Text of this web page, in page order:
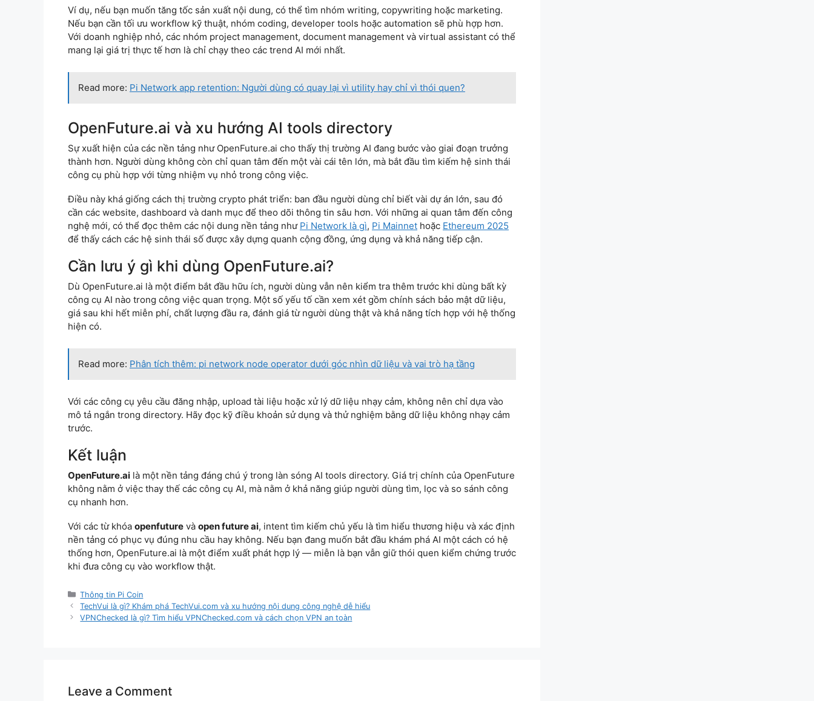
Ví dụ, nếu bạn muốn tăng tốc sản xuất nội dung, có thể tìm nhóm writing, copywriting hoặc marketing.
Nếu bạn cần tối ưu workflow kỹ thuật, nhóm coding, developer tools hoặc automation sẽ phù hợp hơn.
Với doanh nghiệp nhỏ, các nhóm project management, document management và virtual assistant có thể
mang lại giá trị thực tế hơn là chỉ chạy theo các trend AI mới nhất.
Read more: Pi Network app retention: Người dùng có quay lại vì utility hay chỉ vì thói quen?
OpenFuture.ai và xu hướng AI tools directory
Sự xuất hiện của các nền tảng như OpenFuture.ai cho thấy thị trường AI đang bước vào giai đoạn trưởng
thành hơn. Người dùng không còn chỉ quan tâm đến một vài cái tên lớn, mà bắt đầu tìm kiếm hệ sinh thái
công cụ phù hợp với từng nhiệm vụ nhỏ trong công việc.
Điều này khá giống cách thị trường crypto phát triển: ban đầu người dùng chỉ biết vài dự án lớn, sau đó
cần các website, dashboard và danh mục để theo dõi thông tin sâu hơn. Với những ai quan tâm đến công
nghệ mới, có thể đọc thêm các nội dung nền tảng như Pi Network là gì, Pi Mainnet hoặc Ethereum 2025
để thấy cách các hệ sinh thái số được xây dựng quanh cộng đồng, ứng dụng và khả năng tiếp cận.
Cần lưu ý gì khi dùng OpenFuture.ai?
Dù OpenFuture.ai là một điểm bắt đầu hữu ích, người dùng vẫn nên kiểm tra thêm trước khi dùng bất kỳ
công cụ AI nào trong công việc quan trọng. Một số yếu tố cần xem xét gồm chính sách bảo mật dữ liệu,
giá sau khi hết miễn phí, chất lượng đầu ra, đánh giá từ người dùng thật và khả năng tích hợp với hệ thống
hiện có.
Read more: Phân tích thêm: pi network node operator dưới góc nhìn dữ liệu và vai trò hạ tầng
Với các công cụ yêu cầu đăng nhập, upload tài liệu hoặc xử lý dữ liệu nhạy cảm, không nên chỉ dựa vào
mô tả ngắn trong directory. Hãy đọc kỹ điều khoản sử dụng và thử nghiệm bằng dữ liệu không nhạy cảm
trước.
Kết luận
OpenFuture.ai là một nền tảng đáng chú ý trong làn sóng AI tools directory. Giá trị chính của OpenFuture
không nằm ở việc thay thế các công cụ AI, mà nằm ở khả năng giúp người dùng tìm, lọc và so sánh công
cụ nhanh hơn.
Với các từ khóa openfuture và open future ai, intent tìm kiếm chủ yếu là tìm hiểu thương hiệu và xác định
nền tảng có phục vụ đúng nhu cầu hay không. Nếu bạn đang muốn bắt đầu khám phá AI một cách có hệ
thống hơn, OpenFuture.ai là một điểm xuất phát hợp lý — miễn là bạn vẫn giữ thói quen kiểm chứng trước
khi đưa công cụ vào workflow thật.
Categories
Thông tin Pi Coin
TechVui là gì? Khám phá TechVui.com và xu hướng nội dung công nghệ dễ hiểu
VPNChecked là gì? Tìm hiểu VPNChecked.com và cách chọn VPN an toàn
Leave a Comment